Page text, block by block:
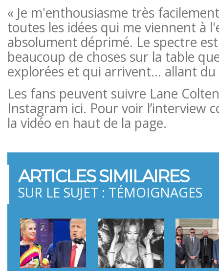
« Je m'enthousiasme très
toutes les idées qui me viennent à
absolument déprimé. Le spectre
beaucoup de choses sur la table
explorées et qui arrivent… allant du
Les fans peuvent suivre Lane
Instagram ici. Pour voir l’interview
la vidéo en haut de la page.
ARTICLES SIMILAIRES
SUR LE SUJET : TÉMOIGNAGES